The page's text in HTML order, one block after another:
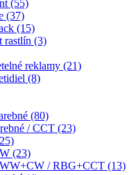
(55)
(37)
(15)
rastlín (3)
reklamy (21)
(8)
(80)
/ CCT (23)
(23)
/ RBG+CCT (13)